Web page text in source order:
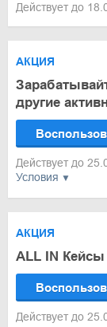
Действует до
Условия
АКЦИЯ
другие
Действует до
АКЦИЯ
ALL IN
Действует до